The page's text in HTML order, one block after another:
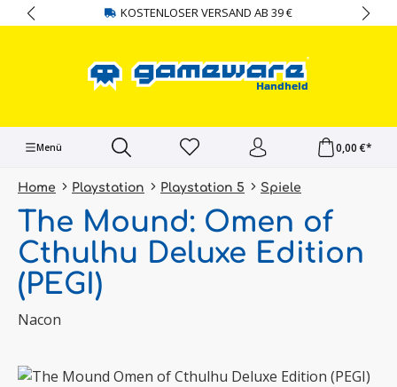
springen KOSTENLOSER VERSAND AB 39 €
Menü 0,00 €*
Home Playstation Playstation 5 Spiele
The Mound: Omen of
Cthulhu Deluxe Edition
(PEGI)
Nacon
Bildergalerie überspringen